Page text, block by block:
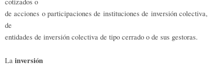
cotizados o
de acciones o participaciones de instituciones de inversión colectiva,
de
entidades de inversión colectiva de tipo cerrado o de sus gestoras.
La inversión